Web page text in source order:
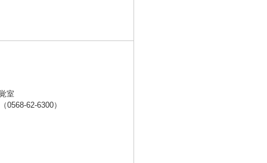
室
62-6300）